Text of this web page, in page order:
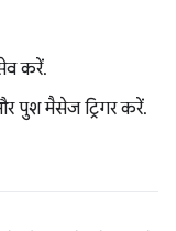
करें.
पुश मैसेज ट्रिगर करें.